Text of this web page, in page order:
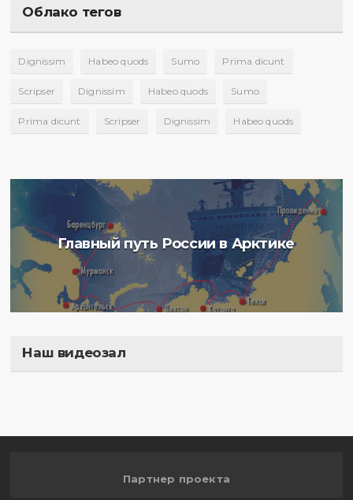
Облако тегов
Dignissim Habeo quods Sumo Prima dicunt
Scripser Dignissim Habeo quods Sumo
Prima dicunt Scripser Dignissim Habeo quods
Главный путь России в Арктике
Наш видеозал
Партнер проекта